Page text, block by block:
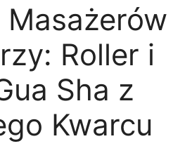
Roller i
Sha z
Kwarcu